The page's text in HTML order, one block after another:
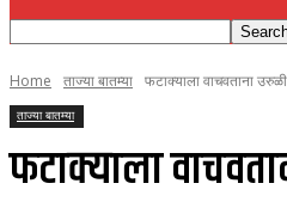
Home ताज्या बातम्या फटाक्याला वाचवताना
ताज्या बातम्या
फटाक्याला